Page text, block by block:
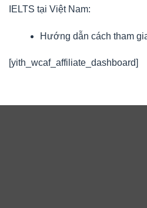
IELTS tại Việt Nam:
Hướng dẫn cách tham
[yith_wcaf_affiliate_dashboard]